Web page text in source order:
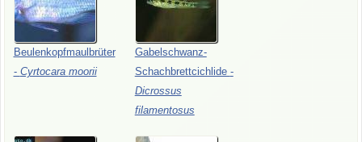
Beulenkopfmaulbrüter
- Cyrtocara moorii
Gabelschwanz-
Schachbrettcichlide -
Dicrossus
filamentosus